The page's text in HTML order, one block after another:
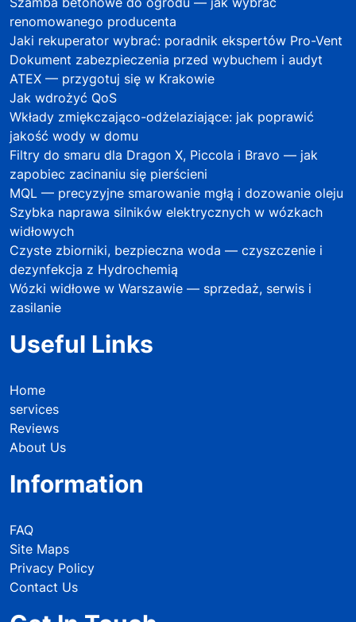
renomowanego producenta
Jaki rekuperator wybrać: poradnik ekspertów Pro-Vent
Dokument zabezpieczenia przed wybuchem i audyt
ATEX — przygotuj się w Krakowie
Jak wdrożyć QoS
Wkłady zmiękczająco-odżelaziające: jak poprawić
jakość wody w domu
Filtry do smaru dla Dragon X, Piccola i Bravo — jak
zapobiec zacinaniu się pierścieni
MQL — precyzyjne smarowanie mgłą i dozowanie oleju
Szybka naprawa silników elektrycznych w wózkach
widłowych
Czyste zbiorniki, bezpieczna woda — czyszczenie i
dezynfekcja z Hydrochemią
Wózki widłowe w Warszawie — sprzedaż, serwis i
zasilanie
Useful Links
Home
services
Reviews
About Us
Information
FAQ
Site Maps
Privacy Policy
Contact Us